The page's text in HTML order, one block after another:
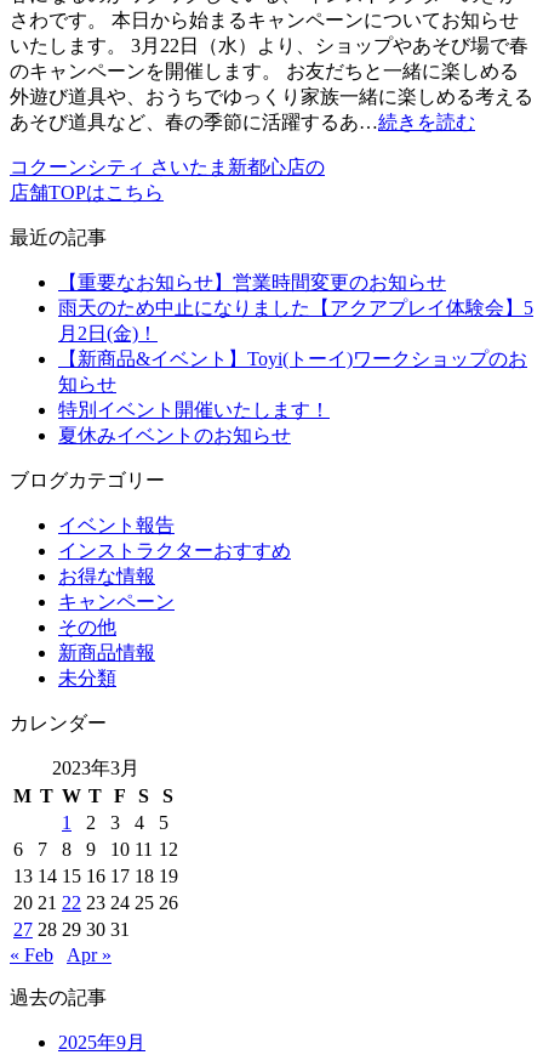
さわです。 本日から始まるキャンペーンについてお知らせ
いたします。 3月22日（水）より、ショップやあそび場で春
のキャンペーンを開催します。 お友だちと一緒に楽しめる
外遊び道具や、おうちでゆっくり家族一緒に楽しめる考える
あそび道具など、春の季節に活躍するあ…続きを読む
コクーンシティ さいたま新都心店の
店舗TOPはこちら
最近の記事
【重要なお知らせ】営業時間変更のお知らせ
雨天のため中止になりました【アクアプレイ体験会】5
月2日(金)！
【新商品&イベント】Toyi(トーイ)ワークショップのお
知らせ
特別イベント開催いたします！
夏休みイベントのお知らせ
ブログカテゴリー
イベント報告
インストラクターおすすめ
お得な情報
キャンペーン
その他
新商品情報
未分類
カレンダー
2023年3月
M T W T F S
S
1
2 3 4
5
6
7 8 9 10 11 12
13 14 15 16 17 18 19
20 21 22 23 24 25 26
27 28 29 30 31
« Feb
Apr »
過去の記事
2025年9月